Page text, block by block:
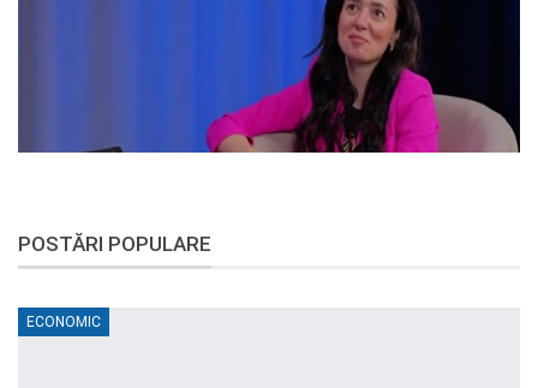
POSTĂRI POPULARE
ECONOMIC